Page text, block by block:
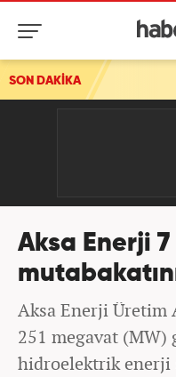
SON DAKİKA
Aksa Enerji 7
Aksa Enerji Üretim
251 megavat (MW)
hidroelektrik